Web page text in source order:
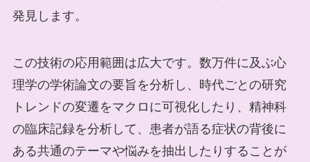
発見します。
この技術の応用範囲は広大です。数万件に及ぶ心
理学の学術論文の要旨を分析し、時代ごとの研究
トレンドの変遷をマクロに可視化したり、精神科
の臨床記録を分析して、患者が語る症状の背後に
ある共通のテーマや悩みを抽出したりすることが